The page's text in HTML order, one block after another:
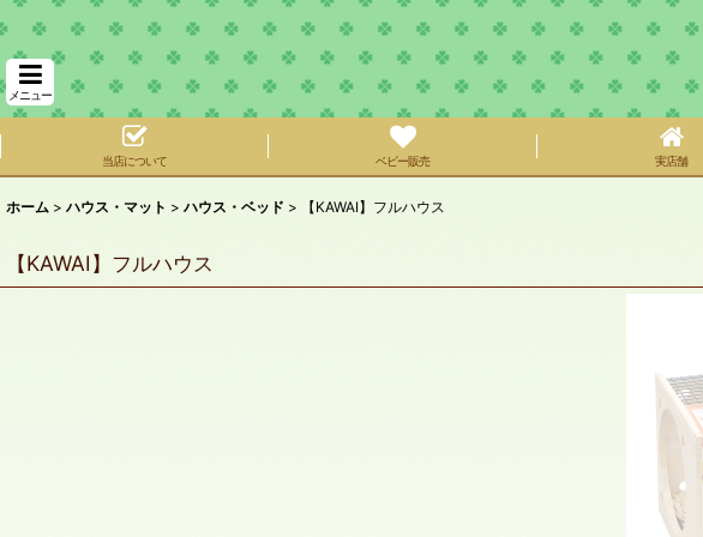
メニュー
当店について ベビー販売 実店舗
ホーム > ハウス・マット > ハウス・ベッド > 【KAWAI】フルハウス
【KAWAI】フルハウス